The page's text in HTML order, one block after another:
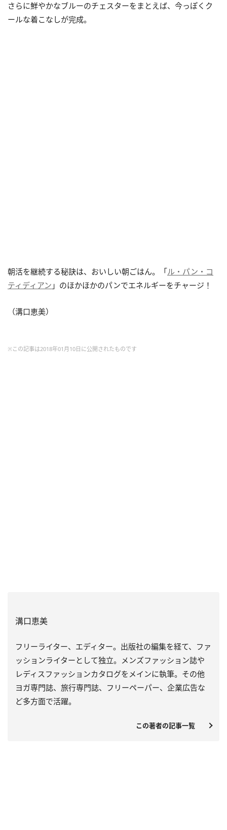
さらに鮮やかなブルーのチェスターをまとえば、今っぽくク
ールな着こなしが完成。
朝活を継続する秘訣は、おいしい朝ごはん。「ル・パン・コ
ティディアン 」のほかほかのパンでエネルギーをチャージ！
（溝口恵美）
※この記事は2018年01月10日に公開されたものです
溝口恵美
フリーライター、エディター。出版社の編集を経て、ファ
ッションライターとして独立。メンズファッション誌や
レディスファッションカタログをメインに執筆。その他
ヨガ専門誌、旅行専門誌、フリーペーパー、企業広告な
ど多方面で活躍。
この著者の記事一覧